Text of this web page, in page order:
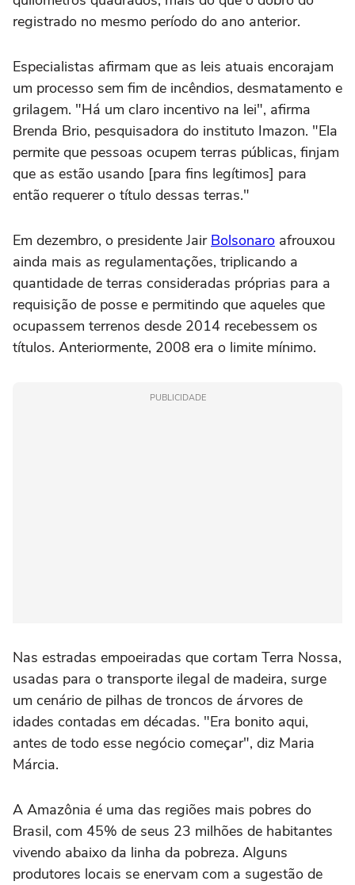
registrado no mesmo período do ano anterior.
Especialistas afirmam que as leis atuais encorajam
um processo sem fim de incêndios, desmatamento e
grilagem. "Há um claro incentivo na lei", afirma
Brenda Brio, pesquisadora do instituto Imazon. "Ela
permite que pessoas ocupem terras públicas, finjam
que as estão usando [para fins legítimos] para
então requerer o título dessas terras."
Em dezembro, o presidente Jair Bolsonaro afrouxou
ainda mais as regulamentações, triplicando a
quantidade de terras consideradas próprias para a
requisição de posse e permitindo que aqueles que
ocupassem terrenos desde 2014 recebessem os
títulos. Anteriormente, 2008 era o limite mínimo.
PUBLICIDADE
Nas estradas empoeiradas que cortam Terra Nossa,
usadas para o transporte ilegal de madeira, surge
um cenário de pilhas de troncos de árvores de
idades contadas em décadas. "Era bonito aqui,
antes de todo esse negócio começar", diz Maria
Márcia.
A Amazônia é uma das regiões mais pobres do
Brasil, com 45% de seus 23 milhões de habitantes
vivendo abaixo da linha da pobreza. Alguns
produtores locais se enervam com a sugestão de